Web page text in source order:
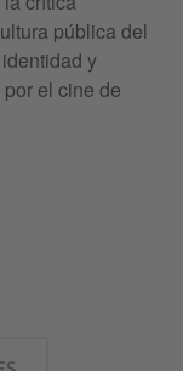
pública del
y
el cine de